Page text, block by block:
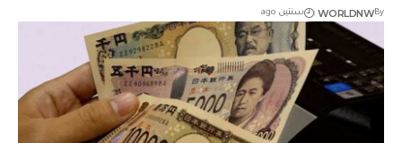
By
WORLDNW سنتين ago